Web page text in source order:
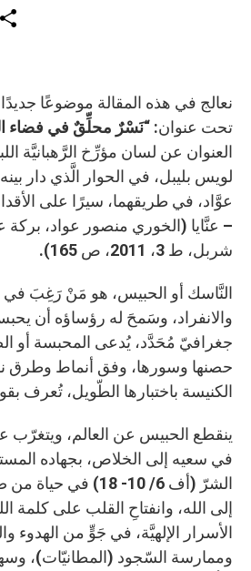
T
w
نعالج في هذه المقالة موضوعًا
تحت عنوان: “نَسْرٌ محلِّقٌ في فضاء
العنوان عن لسان مؤرِّخ الرَّهبانيَّة
لويس بليبل، في الحوار الَّذي دار
عوَّاد، في طريقهما، سيرًا على
– عنَّايا (الخوري منصور عواد،
شربل، ط 3، 2011، ص 165).
النَّاسك أو الحبيس، هو مَنْ رَغِبَ في
والانفراد، وسَمحَ له رؤساؤه أن
جغرافيّ مُحَدَّد، يُدعى المحبسة أو
حصنها وسورها، وفق أنماط وطرق
الكنيسة باختبارها الطّويل، تُعرف
ينقطع الحبيس عن العالم، ويتغرّب
في سعيه إلى الخلاص، بجهاده
الشرّ (أف 6/ 10- 18) في
إلى الله، وانفتاحِ القلب على كلمة
الأسرار الإلهيَّة، في جَوٍّ من الهدوء
وممارسة السّجود (المطانيّات)،